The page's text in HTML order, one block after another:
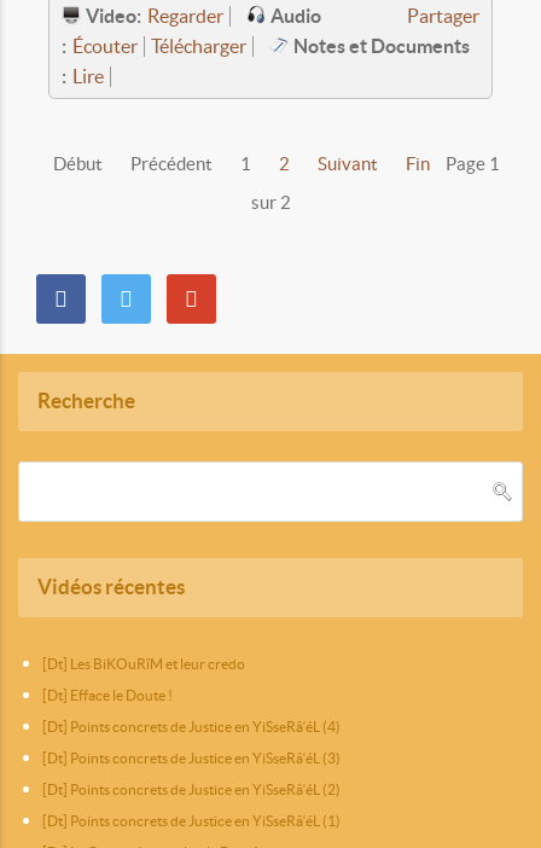
Partager
Video: Regarder
Audio
: Écouter Télécharger
Notes et Documents
:
Lire
Début Précédent 1 2 Suivant Fin
Page 1
sur 2
Recherche
Vidéos récentes
[Dt] Les BiKOuRîM et leur credo
[Dt] Efface le Doute !
[Dt] Points concrets de Justice en YiSseRâ‘éL (4)
[Dt] Points concrets de Justice en YiSseRâ‘éL (3)
[Dt] Points concrets de Justice en YiSseRâ‘éL (2)
[Dt] Points concrets de Justice en YiSseRâ‘éL (1)